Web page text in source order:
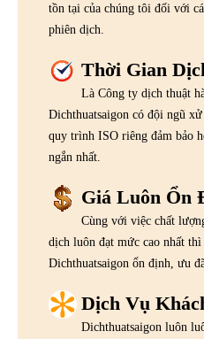
tồn tại của chúng tôi đối với
phiên dịch.
Thời Gian
Là Công ty dịch thuật
Dichthuatsaigon có đội ngũ
quy trình ISO riêng đảm bảo
ngắn nhất.
Giá Luôn Ổn
Cùng với việc chất
dịch luôn đạt mức cao nhất
Dichthuatsaigon ổn định, ưu
Dịch Vụ
Dichthuatsaigon luôn